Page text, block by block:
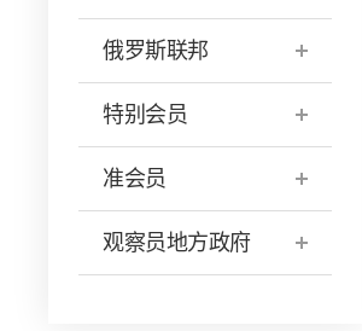
俄罗斯联邦
特别会员
准会员
观察员地方政府